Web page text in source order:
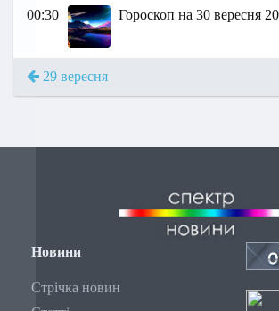
00:30 Гороскоп на 30 вересня
29 вересня
Новини
Стрічка новин